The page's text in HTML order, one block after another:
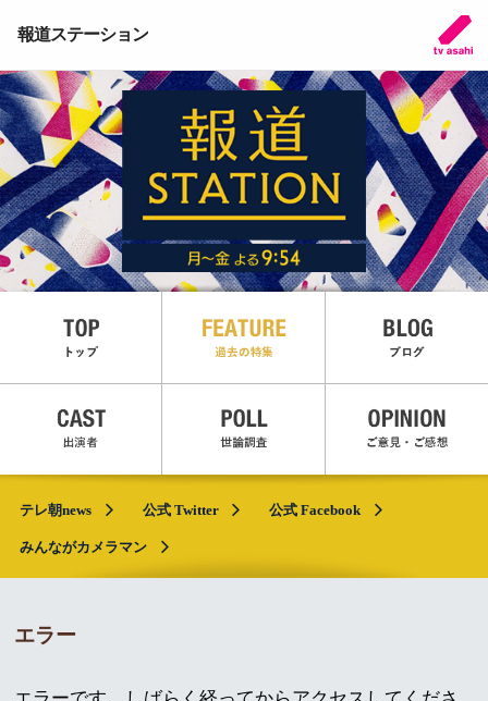
報道ステーション
テレ朝news 公式 Twitter 公式 Facebook
みんながカメラマン
エラー